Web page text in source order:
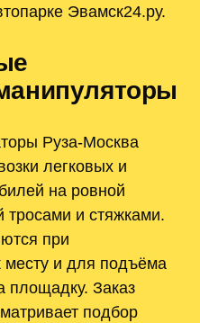
Эвамск24.ру.
Руза-Москва
легковых и
на ровной
и стяжками.
при
месту и для подъёма
площадку. Заказ
подбор